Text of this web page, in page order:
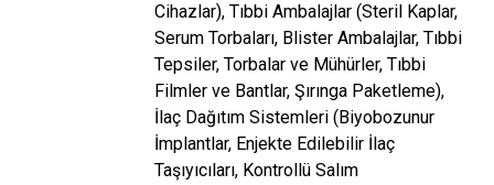
Cihazlar), Tıbbi Ambalajlar (Steril Kaplar,
Serum Torbaları, Blister Ambalajlar, Tıbbi
Tepsiler, Torbalar ve Mühürler, Tıbbi
Filmler ve Bantlar, Şırınga Paketleme),
İlaç Dağıtım Sistemleri (Biyobozunur
İmplantlar, Enjekte Edilebilir İlaç
Taşıyıcıları, Kontrollü Salım